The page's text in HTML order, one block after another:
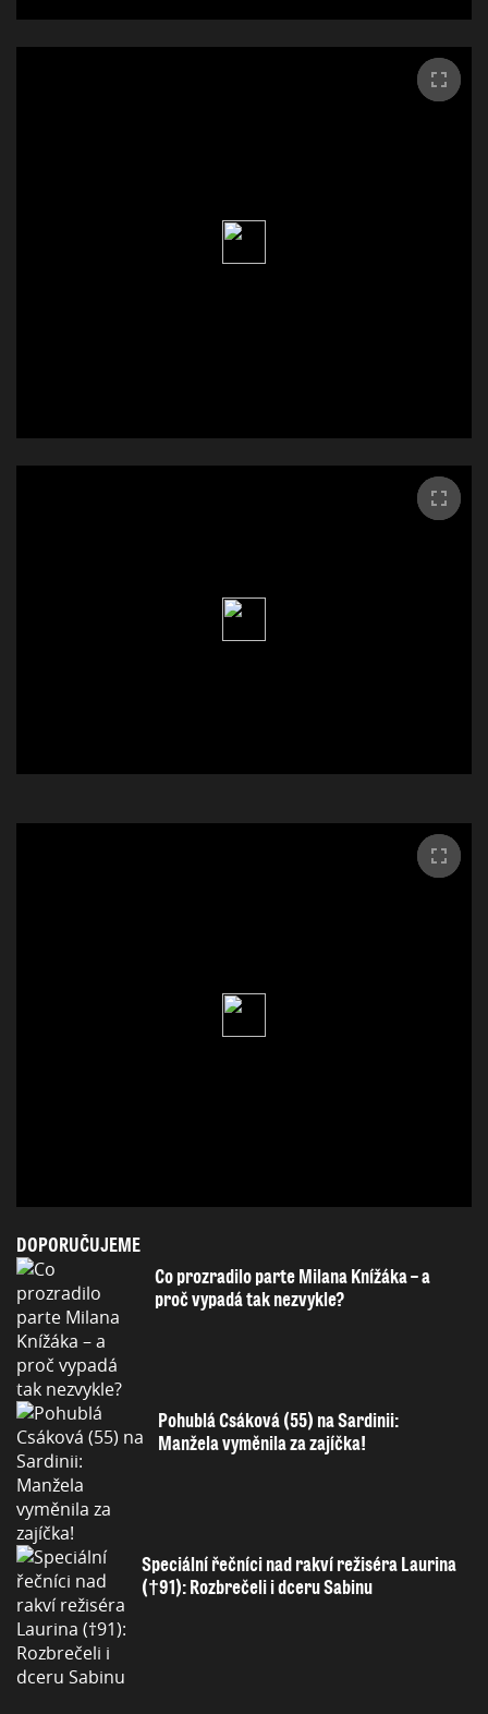
DOPORUČUJEME
Co prozradilo parte Milana Knížáka – a
proč vypadá tak nezvykle?
Pohublá Csáková (55) na Sardinii:
Manžela vyměnila za zajíčka!
Speciální řečníci nad rakví režiséra Laurina
(†91): Rozbrečeli i dceru Sabinu